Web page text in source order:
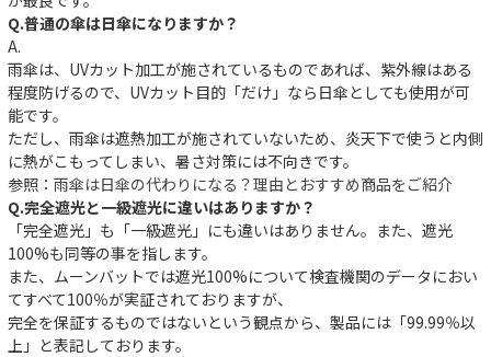
件
Q.普通の傘は日傘になりますか？
A.
雨傘は、UVカット加工が施されているものであれば、紫外線はある
程度防げるので、UVカット目的「だけ」なら日傘としても使用が可
能です。
ただし、雨傘は遮熱加工が施されていないため、炎天下で使うと内側
に熱がこもってしまい、暑さ対策には不向きです。
参照： 雨傘は日傘の代わりになる？理由とおすすめ商品をご紹介
Q.完全遮光と一級遮光に違いはありますか？
「完全遮光」も「一級遮光」にも違いはありません。また、遮光
100%も同等の事を指します。
また、ムーンバットでは遮光100%について検査機関のデータにおい
てすべて100％が実証されておりますが、
完全を保証するものではないという観点から、製品には「99.99％以
上」と表記しております。